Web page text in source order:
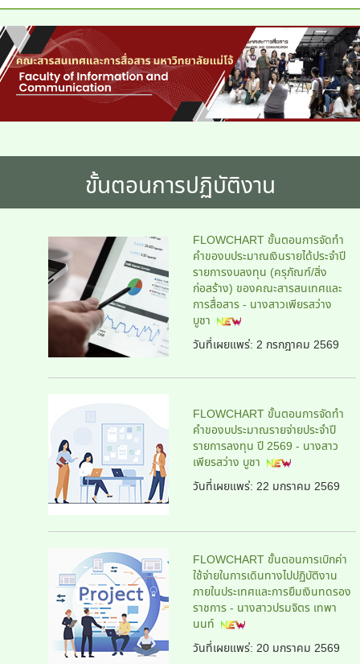
ขั้นตอนการปฏิบัติงาน
FLOWCHART ขั้นตอนการจัดทำ
คำของบประมาณเงินรายได้ประจำปี
รายการงบลงทุน (ครุภัณฑ์/สิ่ง
ก่อสร้าง) ของคณะสารสนเทศและ
การสื่อสาร - นางสาวเพียรสว่าง
บูชา
วันที่เผยแพร่: 2 กรกฎาคม 2569
FLOWCHART ขั้นตอนการจัดทำ
คำของบประมาณรายจ่ายประจำปี
รายการลงทุน ปี 2569 - นางสาว
เพียรสว่าง บูชา
วันที่เผยแพร่: 22 มกราคม 2569
FLOWCHART ขั้นตอนการเบิกค่า
ใช้จ่ายในการเดินทางไปปฏิบัติงาน
ภายในประเทศและการยืมเงินทดรอง
ราชการ - นางสาวปรมจิตร เทพา
นนท์
วันที่เผยแพร่: 20 มกราคม 2569